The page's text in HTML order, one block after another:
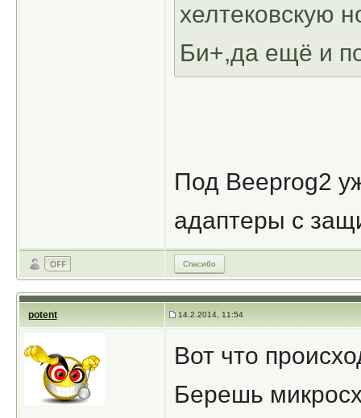
хелтековскую
Би+,да ещё и
Под Beeprog2
адаптеры с
Спасибо
potent 14.2.2014, 11:54
Вот что
Берешь